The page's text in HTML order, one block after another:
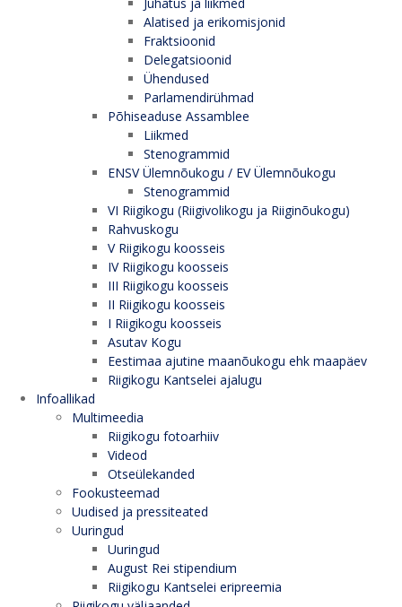
Alatised ja erikomisjonid
Fraktsioonid
Delegatsioonid
Ühendused
Parlamendirühmad
Põhiseaduse Assamblee
Liikmed
Stenogrammid
ENSV Ülemnõukogu / EV Ülemnõukogu
Stenogrammid
VI Riigikogu (Riigivolikogu ja Riiginõukogu)
Rahvuskogu
V Riigikogu koosseis
IV Riigikogu koosseis
III Riigikogu koosseis
II Riigikogu koosseis
I Riigikogu koosseis
Asutav Kogu
Eestimaa ajutine maanõukogu ehk maapäev
Riigikogu Kantselei ajalugu
Infoallikad
Multimeedia
Riigikogu fotoarhiiv
Videod
Otseülekanded
Fookusteemad
Uudised ja pressiteated
Uuringud
Uuringud
August Rei stipendium
Riigikogu Kantselei eripreemia